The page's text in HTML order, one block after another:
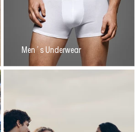
Men´s Underwear